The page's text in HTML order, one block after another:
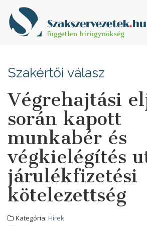
Szakértői válasz
Végrehajtási
során kapott
munkabér és
végkielégítés
járulékfizetési
kötelezettség
Kategória: Hírek